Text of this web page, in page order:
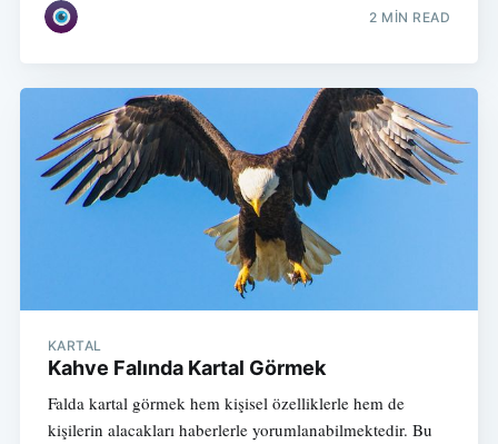
2 MIN READ
KARTAL
Kahve Falında Kartal Görmek
Falda kartal görmek hem kişisel özelliklerle hem de
kişilerin alacakları haberlerle yorumlanabilmektedir. Bu